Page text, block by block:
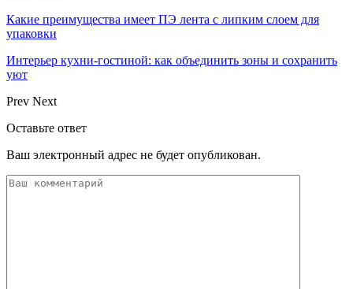
Какие преимущества имеет ПЭ лента с липким слоем для
упаковки
Интерьер кухни-гостиной: как объединить зоны и сохранить
уют
Prev Next
Оставьте ответ
Ваш электронный адрес не будет опубликован.